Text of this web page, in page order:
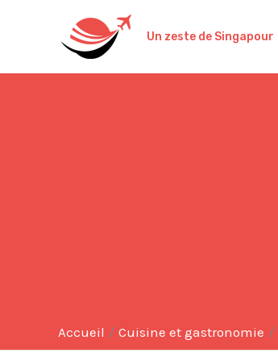
Un zeste de Singapour
Accueil Cuisine et gastronomie